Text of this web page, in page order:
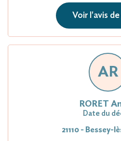
Voir l'avis
AR
RORET
Date du
21110 - Bessey-